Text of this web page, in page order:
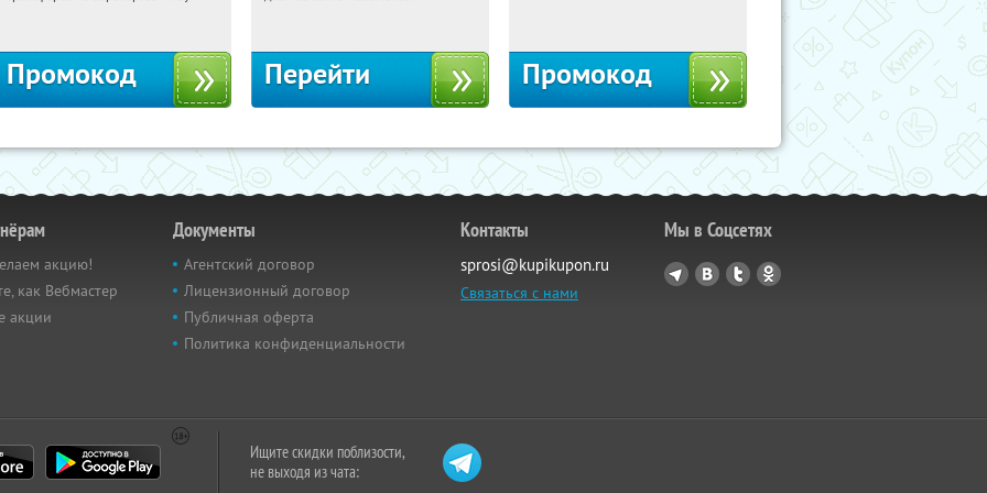
Промокод Перейти Промокод
акцию!
как Вебмастер
акции
Документы
Агентский договор
Лицензионный договор
Публичная оферта
Политика конфиденциальности
Контакты
sprosi@kupikupon.ru
Связаться с нами
Мы в Соцсетях
Ищите скидки поблизости,
не выходя из чата: